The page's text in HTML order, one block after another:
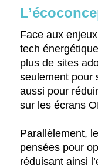
Face aux
tech
plus de sites
seulement pour
aussi pour
sur les écrans
Parallèlement,
pensées pour
réduisant ainsi